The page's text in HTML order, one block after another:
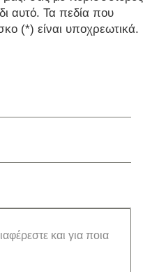
αυτό. Τα πεδία που
(*) είναι υποχρεωτικά.
και για ποια